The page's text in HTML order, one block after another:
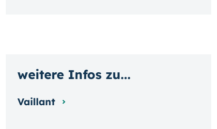
weitere Infos zu...
Vaillant